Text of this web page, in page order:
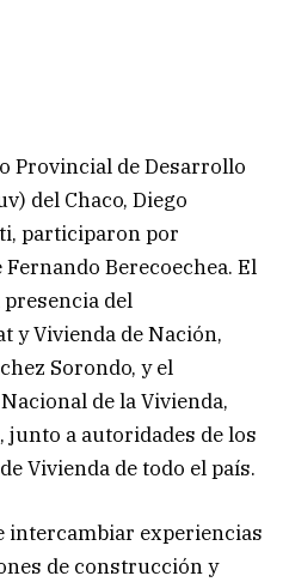
Provincial de Desarrollo
del Chaco, Diego
participaron por
Berecoechea. El
del
y Vivienda de Nación,
Sorondo, y el
de la Vivienda,
junto a autoridades de los
Vivienda de todo el país.
intercambiar experiencias
de construcción y